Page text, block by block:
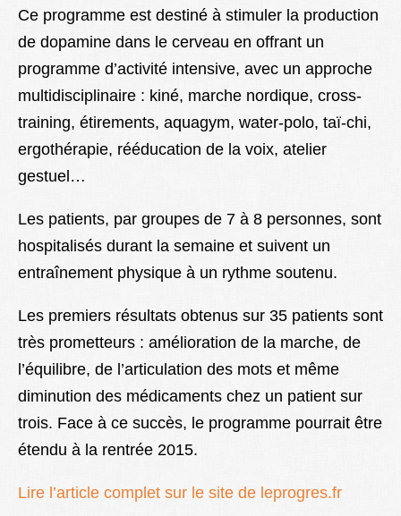
Ce programme est destiné à stimuler la production
de dopamine dans le cerveau en offrant un
programme d’activité intensive, avec un approche
multidisciplinaire : kiné, marche nordique, cross-
training, étirements, aquagym, water-polo, taï-chi,
ergothérapie, rééducation de la voix, atelier
gestuel…
Les patients, par groupes de 7 à 8 personnes, sont
hospitalisés durant la semaine et suivent un
entraînement physique à un rythme soutenu.
Les premiers résultats obtenus sur 35 patients sont
très prometteurs : amélioration de la marche, de
l’équilibre, de l’articulation des mots et même
diminution des médicaments chez un patient sur
trois. Face à ce succès, le programme pourrait être
étendu à la rentrée 2015.
Lire l’article complet sur le site de leprogres.fr